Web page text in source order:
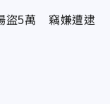
盜5萬 竊嫌遭逮